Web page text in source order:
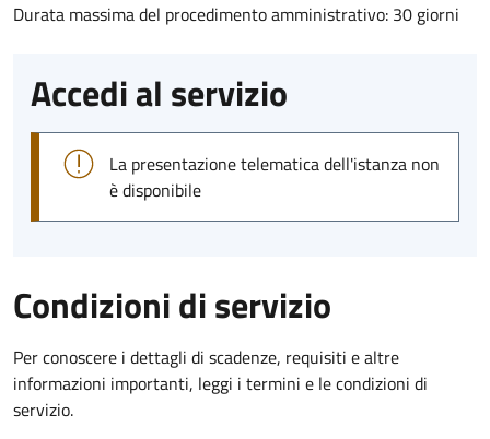
Durata massima del procedimento amministrativo: 30 giorni
Accedi al servizio
La presentazione telematica dell'istanza non
è disponibile
Condizioni di servizio
Per conoscere i dettagli di scadenze, requisiti e altre
informazioni importanti, leggi i termini e le condizioni di
servizio.